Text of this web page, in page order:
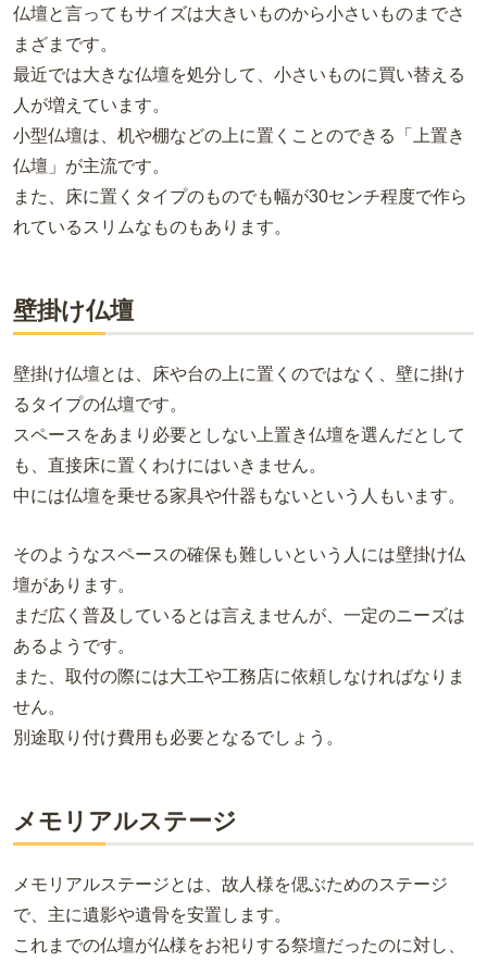
仏壇と言ってもサイズは大きいものから小さいものまでさ
まざまです。
最近では大きな仏壇を処分して、小さいものに買い替える
人が増えています。
小型仏壇は、机や棚などの上に置くことのできる「上置き
仏壇」が主流です。
また、床に置くタイプのものでも幅が30センチ程度で作ら
れているスリムなものもあります。
壁掛け仏壇
壁掛け仏壇とは、床や台の上に置くのではなく、壁に掛け
るタイプの仏壇です。
スペースをあまり必要としない上置き仏壇を選んだとして
も、直接床に置くわけにはいきません。
中には仏壇を乗せる家具や什器もないという人もいます。
そのようなスペースの確保も難しいという人には壁掛け仏
壇があります。
まだ広く普及しているとは言えませんが、一定のニーズは
あるようです。
また、取付の際には大工や工務店に依頼しなければなりま
せん。
別途取り付け費用も必要となるでしょう。
メモリアルステージ
メモリアルステージとは、故人様を偲ぶためのステージ
で、主に遺影や遺骨を安置します。
これまでの仏壇が仏様をお祀りする祭壇だったのに対し、